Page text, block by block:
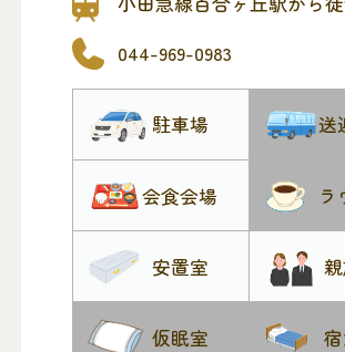
どちらの葬儀社様でもご利用い
す。 044-969-0983
駐車場 送
会食会場 ラ
安置室
仮眠室